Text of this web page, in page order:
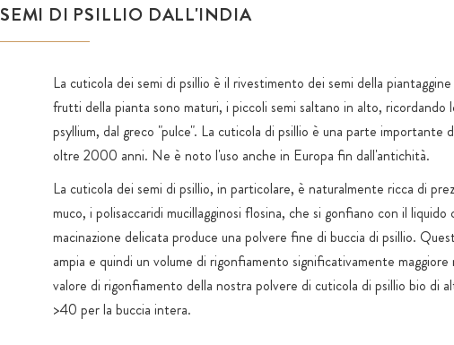
SEMI DI PSILLIO DALL'INDIA
La cuticola dei semi di psillio è il rivestimento dei semi della
frutti della pianta sono maturi, i piccoli semi saltano in alto, ricordando
psyllium, dal greco "pulce". La cuticola di psillio è una parte importante
oltre 2000 anni. Ne è noto l'uso anche in Europa fin dall'antichità.
La cuticola dei semi di psillio, in particolare, è naturalmente ricca di
muco, i polisaccaridi mucillagginosi flosina, che si gonfiano con il liquido
macinazione delicata produce una polvere fine di buccia di psillio.
ampia e quindi un volume di rigonfiamento significativamente
valore di rigonfiamento della nostra polvere di cuticola di psillio bio di
>40 per la buccia intera.